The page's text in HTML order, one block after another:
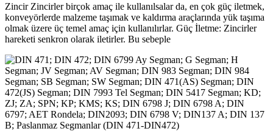
Zincir Zincirler birçok amaç ile kullanılsalar da, en çok güç iletmek,
konveyörlerde malzeme taşımak ve kaldırma araçlarında yük taşıma
olmak üzere üç temel amaç için kullanılırlar. Güç İletme: Zincirler
hareketi senkron olarak iletirler. Bu sebeple